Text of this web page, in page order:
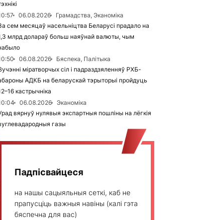
06.08.2026
Грамадства, Эканоміка
сем месяцаў насельніцтва Беларусі прадало на
млрд долараў больш наяўнай валюты, чым
06.08.2026
Бяспека, Палітыка
міратворчых сіл і падраздзяленняў РХБ-
АДКБ на беларускай тэрыторыі пройдуць
кастрычніка
06.08.2026
Эканоміка
вярнуў нулявыя экспартныя пошліны на лёгкія
газы
Падпісвайцеся
на нашы сацыяльныя сеткі, каб не
прапусціць важныя навіны (калі гэта
бяспечна для вас)